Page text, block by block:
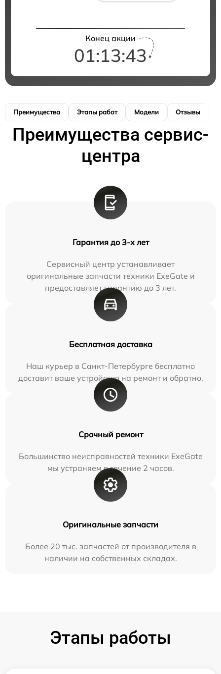
Конец акции
01:13:43
Преимущества Этапы работ Модели Отзывы
Преимущества сервис-
центра
Гарантия до 3-х лет
Сервисный центр устанавливает
оригинальные запчасти техники ExeGate и
предоставляет гарантию до 3 лет.
Бесплатная доставка
Наш курьер в Санкт-Петербурге бесплатно
доставит ваше устройство на ремонт и обратно.
Срочный ремонт
Большинство неисправностей техники ExeGate
мы устраняем в течение 2 часов.
Оригинальные запчасти
Более 20 тыс. запчастей от производителя в
наличии на собственных складах.
Этапы работы